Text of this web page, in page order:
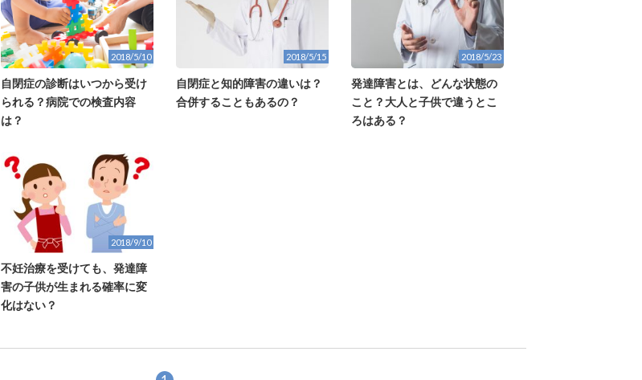
2018/5/10
自閉症の診断はいつから受け
られる？病院での検査内容
は？
2018/5/15
自閉症と知的障害の違いは？
合併することもあるの？
2018/5/23
発達障害とは、どんな状態の
こと？大人と子供で違うとこ
ろはある？
2018/9/10
不妊治療を受けても、発達障
害の子供が生まれる確率に変
化はない？